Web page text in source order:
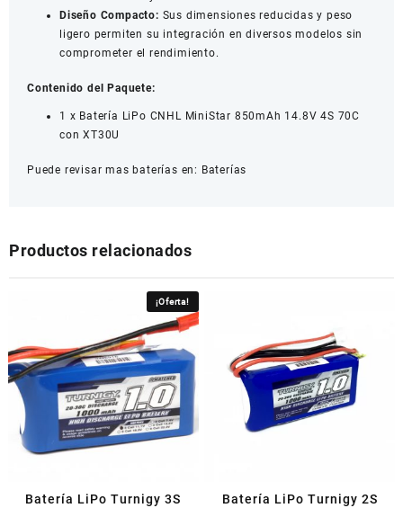
Diseño Compacto: Sus dimensiones reducidas y peso
ligero permiten su integración en diversos modelos sin
comprometer el rendimiento.
Contenido del Paquete:
1 x Batería LiPo CNHL MiniStar 850mAh 14.8V 4S 70C
con XT30U
Puede revisar mas baterías en: Baterías
Productos relacionados
¡Oferta!
Batería LiPo Turnigy 3S
Batería LiPo Turnigy 2S